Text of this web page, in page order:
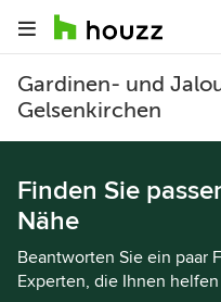
Gardinen- und
Gelsenkirchen
Finden Sie
Nähe
Beantworten Sie ein paar
Experten, die Ihnen